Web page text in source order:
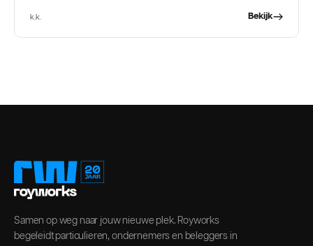
k.k. Bekijk
Samen op weg naar jouw nieuwe plek. Royworks
begeleidt particulieren, ondernemers en beleggers in